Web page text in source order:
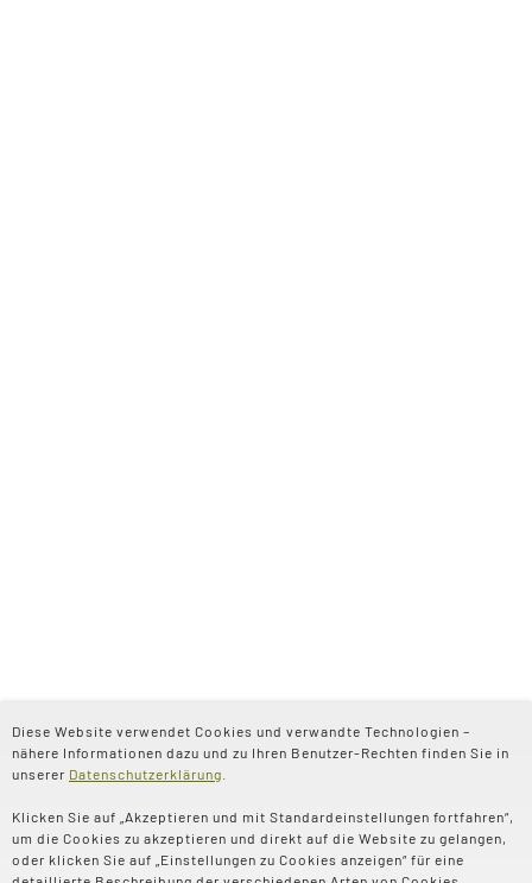
Diese Website verwendet Cookies und verwandte Technologien –
nähere Informationen dazu und zu Ihren Benutzer-Rechten finden Sie in
unserer Datenschutzerklärung
Klicken Sie auf „Akzeptieren und mit Standardeinstellungen fortfahren“,
um die Cookies zu akzeptieren und direkt auf die Website zu gelangen,
oder klicken Sie auf „Einstellungen zu Cookies anzeigen“ für eine